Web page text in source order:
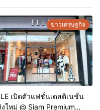
ข่าวเศรษฐกิจ
เปิดตัวแฟชั่นเดสติเนชั่น
ใหม่ @ Siam Premium